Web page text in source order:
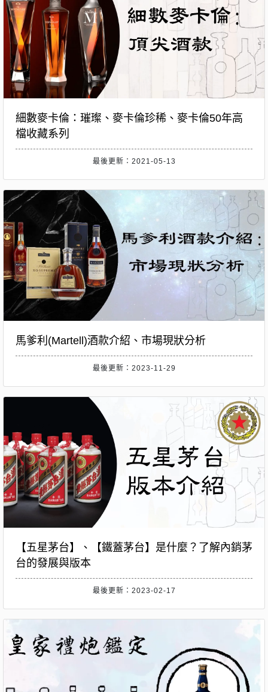
細數麥卡倫：璀璨、麥卡倫珍稀、麥卡倫50年高
檔收藏系列
最後更新：2021-05-13
馬爹利(Martell)酒款介紹、市場現狀分析
最後更新：2023-11-29
【五星茅台】、【鐵蓋茅台】是什麼？了解內銷茅
台的發展與版本
最後更新：2023-02-17